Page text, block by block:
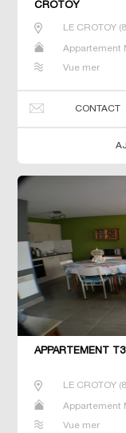
CROTOY
LE CROTOY(
Appartement
Vue mer
CONTACT
APPARTEMENT
LE CROTOY (
Appartement
Vue mer